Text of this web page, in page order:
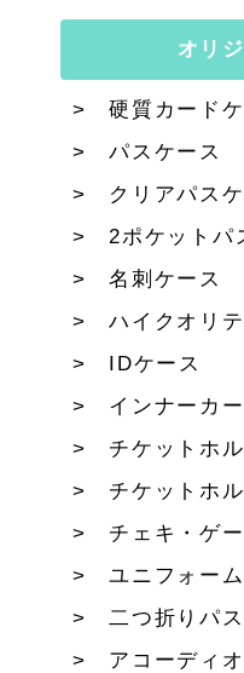
オリ
硬質カード
パスケース
クリアパス
2ポケットパ
名刺ケース
ハイクオリ
IDケース
インナーカ
チケットホ
チケットホ
チェキ・ゲ
ユニフォー
二つ折りパ
アコーディ